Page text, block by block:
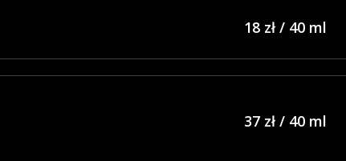
18 zł / 40 ml
37 zł / 40 ml